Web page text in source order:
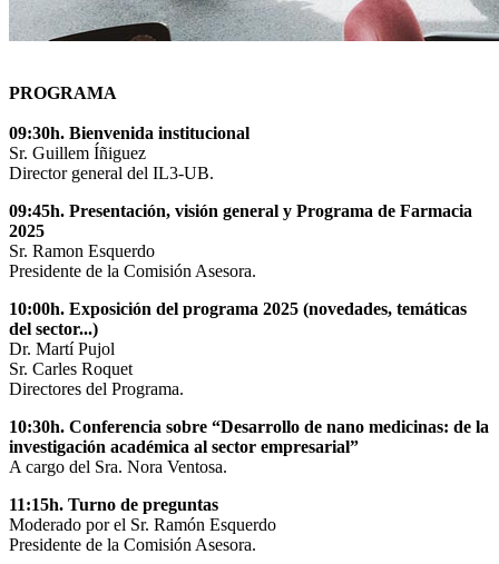
PROGRAMA
09:30h. Bienvenida institucional
Sr. Guillem Íñiguez
Director general del IL3-UB.
09:45h. Presentación, visión general y Programa de Farmacia
2025
Sr. Ramon Esquerdo
Presidente de la Comisión Asesora.
10:00h. Exposición del programa 2025 (novedades, temáticas
del sector...)
Dr. Martí Pujol
Sr. Carles Roquet
Directores del Programa.
10:30h. Conferencia sobre “Desarrollo de nano medicinas: de la
investigación académica al sector empresarial”
A cargo del Sra. Nora Ventosa.
11:15h. Turno de preguntas
Moderado por el Sr. Ramón Esquerdo
Presidente de la Comisión Asesora.